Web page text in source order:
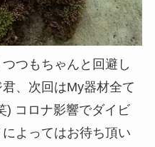
つもちゃんと回避し
、次回はMy器材全て
) コロナ影響でダイビ
よってはお待ち頂い